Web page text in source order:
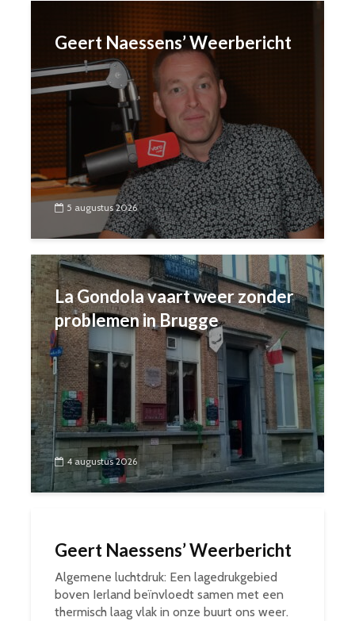
Geert Naessens’ Weerbericht
5 augustus 2026
La Gondola vaart weer zonder
problemen in Brugge
4 augustus 2026
Geert Naessens’ Weerbericht
Algemene luchtdruk: Een lagedrukgebied
boven Ierland beïnvloedt samen met een
thermisch laag vlak in onze buurt ons weer.